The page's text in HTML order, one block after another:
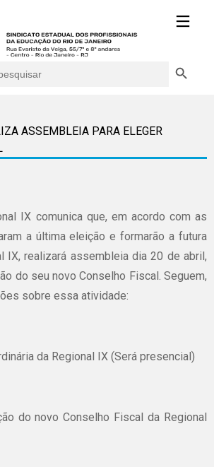
ASSEMBLEIA PARA ELEGER
IX comunica que, em acordo com as
a última eleição e formarão a futura
IX, realizará assembleia dia 20 de abril,
do seu novo Conselho Fiscal. Seguem,
sobre essa atividade:
da Regional IX (Será presencial)
do novo Conselho Fiscal da Regional